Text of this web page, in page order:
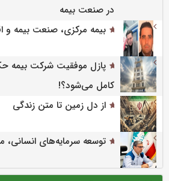
در صنعت بیمه
بیمه مرکزی، صنعت بیمه و
کامل می‌شود؟!
از دل زمین تا متن زندگی
توسعه سرمایه‌های انسانی،